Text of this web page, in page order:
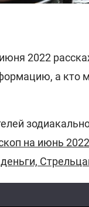
2022
а кто
на июнь